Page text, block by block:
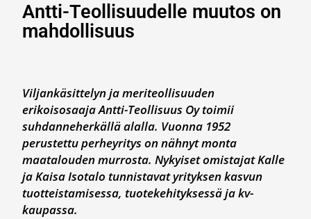
Antti-Teollisuudelle muutos on
mahdollisuus
Viljankäsittelyn ja meriteollisuuden
erikoisosaaja Antti-Teollisuus Oy toimii
suhdanneherkällä alalla. Vuonna 1952
perustettu perheyritys on nähnyt monta
maatalouden murrosta. Nykyiset omistajat Kalle
ja Kaisa Isotalo tunnistavat yrityksen kasvun
tuotteistamisessa, tuotekehityksessä ja kv-
kaupassa.